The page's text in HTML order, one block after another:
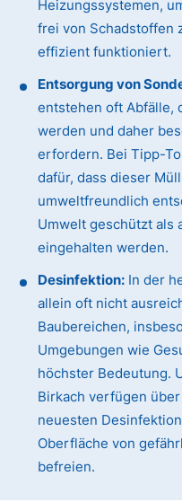
Heizungssystemen,
frei von Schadstoffen
effizient funktioniert.
Entsorgung von
entstehen oft Abfälle,
werden und daher
erfordern. Bei Tipp-
dafür, dass dieser
umweltfreundlich
Umwelt geschützt als
eingehalten werden.
Desinfektion: In der
allein oft nicht
Baubereichen,
Umgebungen wie
höchster Bedeutung.
Birkach verfügen
neuesten
Oberfläche von
befreien.